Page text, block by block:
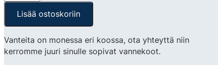
Lisää ostoskoriin
Vanteita on monessa eri koossa, ota yhteyttä niin
kerromme juuri sinulle sopivat vannekoot.